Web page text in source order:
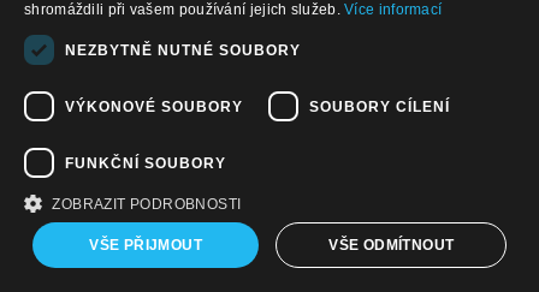
Jsme na FACEBOOKU ...
shromáždili při vašem používání jejich služeb.Více informací
NEZBYTNĚ NUTNÉ SOUBORY
VÝKONOVÉ SOUBORY SOUBORY CÍLENÍ
FUNKČNÍ SOUBORY
ZOBRAZIT PODROBNOSTI
VŠE PŘIJMOUT VŠE ODMÍTNOUT